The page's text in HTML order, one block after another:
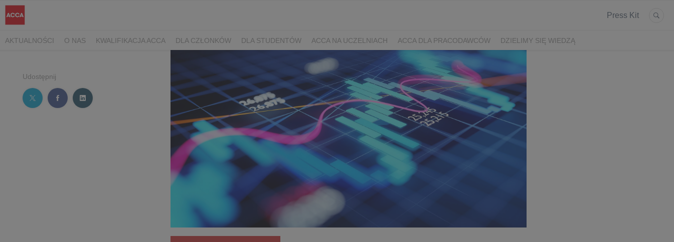
Press Kit
AKTUALNOŚCI O NAS KWALIFIKACJA ACCA DLA CZŁONKÓW DLA STUDENTÓW ACCA NA UCZELNIACH ACCA DLA PRACODAWCÓW DZIELIMY SIĘ WIEDZĄ
Udostępnij